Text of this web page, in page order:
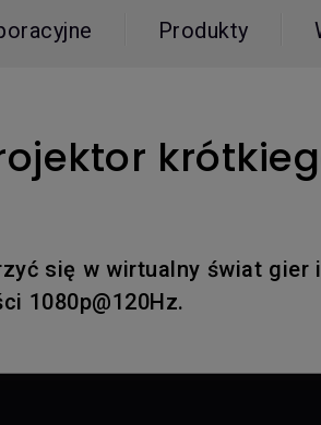
Produkty
się w wirtualny świat
1080p@120Hz.